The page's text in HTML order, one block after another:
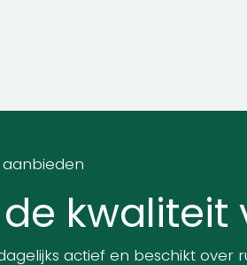
kwaliteit
actief en beschikt over